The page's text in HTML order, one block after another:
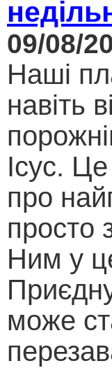
09/08/
Наші
навіть
Ісус.
про
просто
Ним у
може